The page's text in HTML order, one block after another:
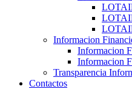
Informacion
Informacion
Informacion
Transparencia
Contactos